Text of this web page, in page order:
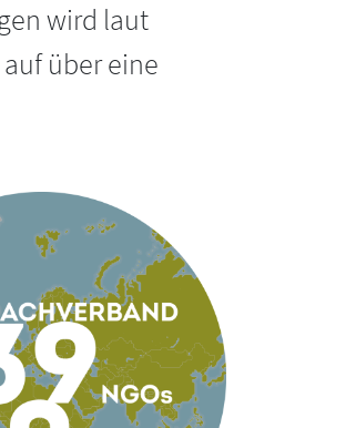
wird laut
über eine